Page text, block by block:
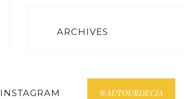
ARCHIVES
INSTAGRAM @AUTOURDECIA